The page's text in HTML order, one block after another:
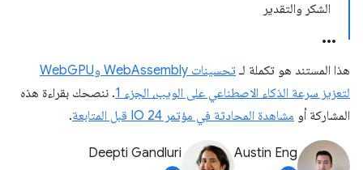
الشكر والتقدير
هذا المستند هو تكملة لـ
تحسينات WebAssembly وWebGPU
لتعزيز سرعة الذكاء الاصطناعي على الويب، الجزء 1
. ننصحك بقراءة هذه
المشاركة أو مشاهدة المحادثة في مؤتمر IO 24 قبل المتابعة .
Austin Eng
Deepti Gandluri